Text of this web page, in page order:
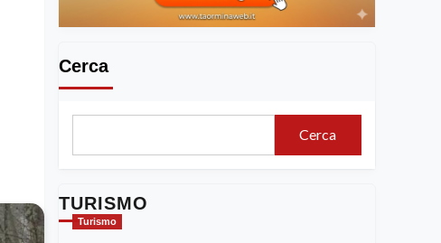
Cerca
Cerca
TURISMO
Turismo